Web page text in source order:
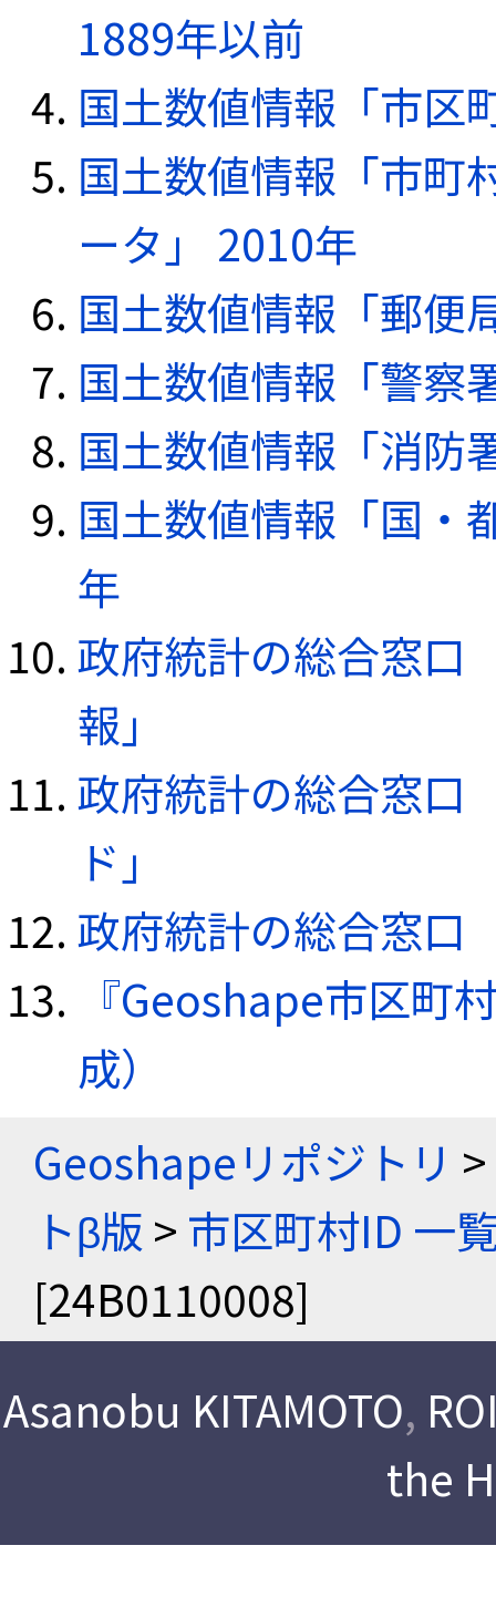
1889年以前
国土数値情報「市区
国土数値情報「市町
ータ」 2010年
国土数値情報「郵便
国土数値情報「警察
国土数値情報「消防
国土数値情報「国・
年
政府統計の総合窓口
報」
政府統計の総合窓口
ド」
政府統計の総合窓口
『Geoshape市区町
成）
Geoshapeリポジトリ >
トβ版 > 市区町村ID 一
[24B0110008]
Asanobu KITAMOTO,
the